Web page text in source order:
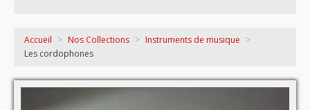
Accueil > Nos Collections > Instruments de musique >
Les cordophones